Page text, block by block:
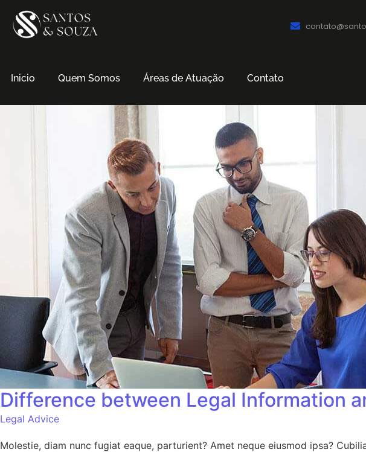
Inicio Quem Somos Áreas de Atuação Contato
Difference between Legal Information
Legal Advice
Molestie, diam nunc fugiat eaque, parturient? Amet neque eiusmod ipsa?